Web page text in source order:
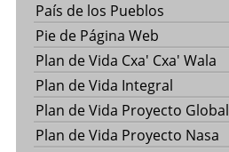
País de los Pueblos
Pie de Página Web
Plan de Vida Cxa' Cxa' Wala
Plan de Vida Integral
Plan de Vida Proyecto Global
Plan de Vida Proyecto Nasa